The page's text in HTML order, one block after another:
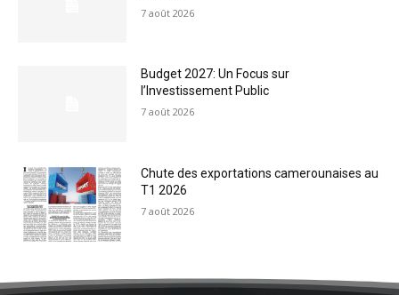
7 août 2026
Budget 2027: Un Focus sur
l’Investissement Public
7 août 2026
Chute des exportations camerounaises au
T1 2026
7 août 2026